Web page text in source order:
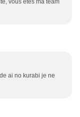
vous êtes ma team
ai no kurabi je ne